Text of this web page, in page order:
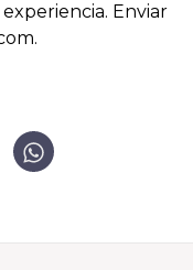
Enviar